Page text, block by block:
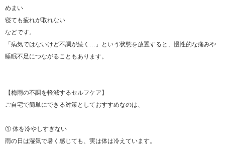
めまい
寝ても疲れが取れない
などです。
「病気ではないけど不調が続く…」という状態を放置すると、慢性的な痛みや
睡眠不足につながることもあります。
【梅雨の不調を軽減するセルフケア】
ご自宅で簡単にできる対策としておすすめなのは、
① 体を冷やしすぎない
雨の日は湿気で暑く感じても、実は体は冷えています。